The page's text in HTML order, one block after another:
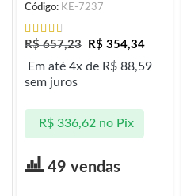
Código: KE-7237
R$657,23 R$ 354,34
Em até 4x de R$ 88,59
sem juros
R$336,62 no Pix
49 vendas